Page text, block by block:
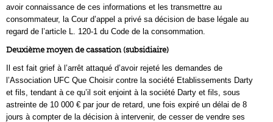
avoir connaissance de ces informations et les transmettre au
consommateur, la Cour d’appel a privé sa décision de base légale au
regard de l’article L. 120-1 du Code de la consommation.
Deuxième moyen de cassation (subsidiaire)
Il est fait grief à l’arrêt attaqué d’avoir rejeté les demandes de
l’Association UFC Que Choisir contre la société Etablissements Darty
et fils, tendant à ce qu’il soit enjoint à la société Darty et fils, sous
astreinte de 10 000 € par jour de retard, une fois expiré un délai de 8
jours à compter de la décision à intervenir, de cesser de vendre ses